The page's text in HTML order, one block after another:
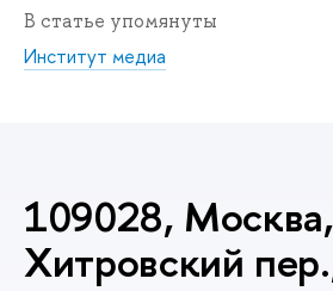
В статье упомянуты
Институт медиа
109028, Москва,
Хитровский